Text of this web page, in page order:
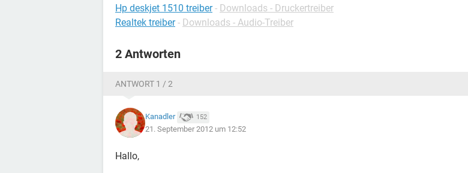
Hp deskjet 1510 treiber - Downloads - Druckertreiber
Realtek treiber - Downloads - Audio-Treiber
2 Antworten
ANTWORT 1 / 2
Kanadler 152
21. September 2012 um 12:52
Hallo,